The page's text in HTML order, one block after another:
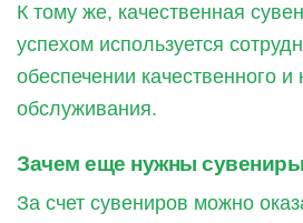
К тому же, качественная
успехом используется
обеспечении качественного
обслуживания.
Зачем еще нужны сувениры
За счет сувениров можно